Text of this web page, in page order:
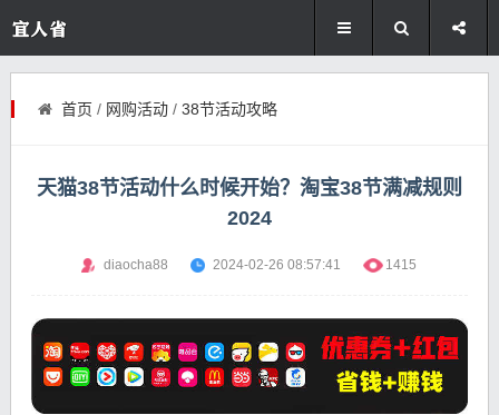
首页 / 网购活动/ 38节活动攻略
天猫38节活动什么时候开始？淘宝38节满减规则
2024
diaocha88 2024-02-26 08:57:41 1415